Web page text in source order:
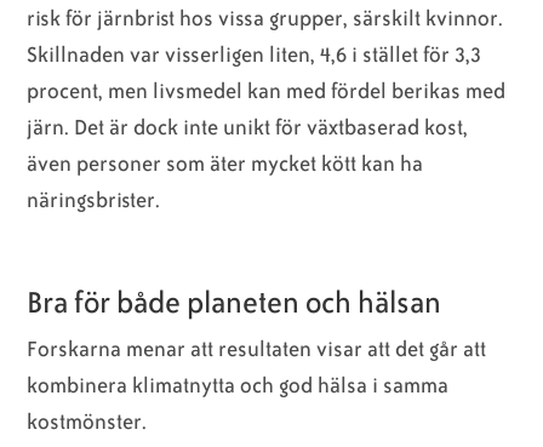
risk för järnbrist hos vissa grupper, särskilt kvinnor.
Skillnaden var visserligen liten, 4,6 i stället för 3,3
procent, men livsmedel kan med fördel berikas med
järn. Det är dock inte unikt för växtbaserad kost,
även personer som äter mycket kött kan ha
näringsbrister.
Bra för både planeten och hälsan
Forskarna menar att resultaten visar att det går att
kombinera klimatnytta och god hälsa i samma
kostmönster.